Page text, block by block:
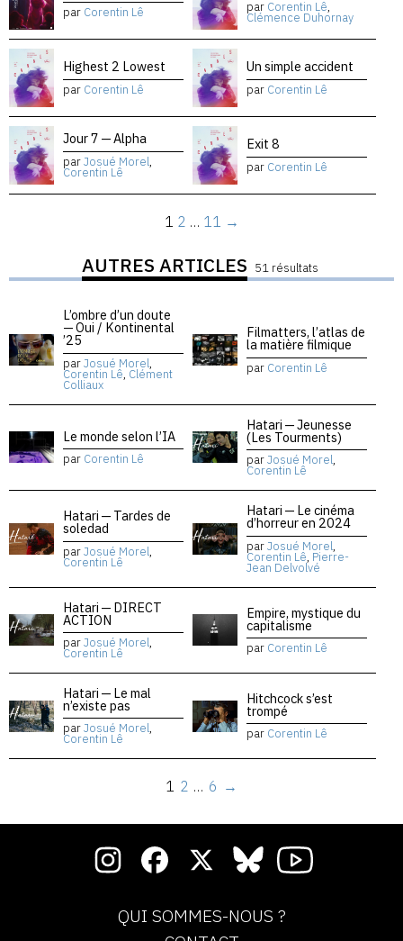
par Corentin Lê par Corentin Lê,
Clémence Duhornay
Highest 2 Lowest
par Corentin Lê
Un simple accident
par Corentin Lê
Jour 7 — Alpha
parJosué Morel,
Corentin Lê
Exit 8
par Corentin Lê
1 2 … 11 →
AUTRES ARTICLES 51 résultats
L’ombre d’un doute
— Oui / Kontinental
’25
parJosué Morel,
Corentin Lê, Clément
Colliaux
Filmatters, l’atlas de
la matière filmique
par Corentin Lê
Le monde selon l’IA
par Corentin Lê
Hatari — Jeunesse
(Les Tourments)
parJosué Morel,
Corentin Lê
Hatari — Tardes de
soledad
parJosué Morel,
Corentin Lê
Hatari — Le cinéma
d’horreur en 2024
parJosué Morel,
Corentin Lê, Pierre-
Jean Delvolvé
Hatari — DIRECT
ACTION
parJosué Morel,
Corentin Lê
Empire, mystique du
capitalisme
par Corentin Lê
Hatari — Le mal
n’existe pas
parJosué Morel,
Corentin Lê
Hitchcock s’est
trompé
par Corentin Lê
1 2 … 6 →
QUI SOMMES-NOUS ?